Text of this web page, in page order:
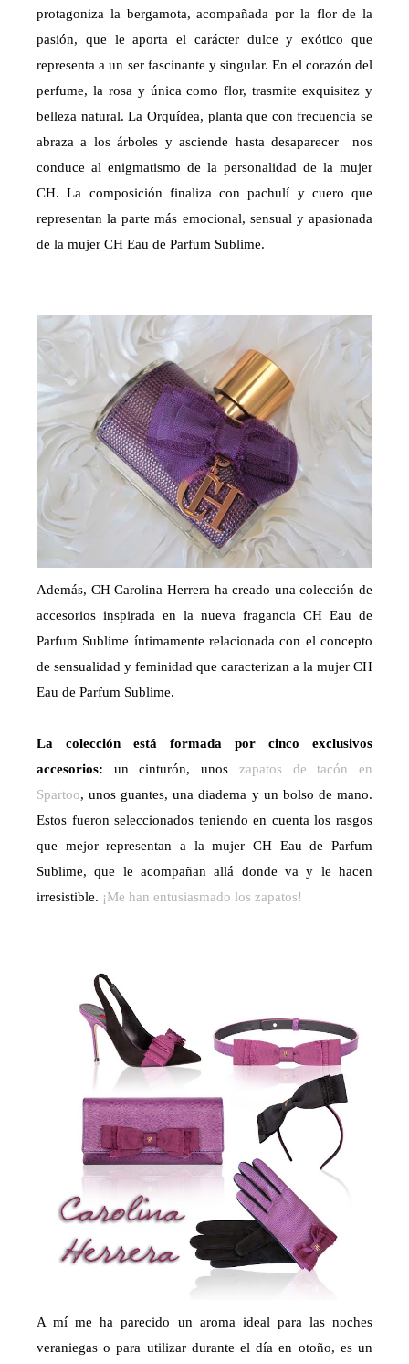
protagoniza la bergamota, acompañada por la flor de la
pasión, que le aporta el carácter dulce y exótico que
representa a un ser fascinante y singular. En el corazón del
perfume, la rosa y única como flor, trasmite exquisitez y
belleza natural. La Orquídea, planta que con frecuencia se
abraza a los árboles y asciende hasta desaparecer nos
conduce al enigmatismo de la personalidad de la mujer
CH. La composición finaliza con pachulí y cuero que
representan la parte más emocional, sensual y apasionada
de la mujer CH Eau de Parfum Sublime.
Además, CH Carolina Herrera ha creado una colección de
accesorios inspirada en la nueva fragancia CH Eau de
Parfum Sublime íntimamente relacionada con el concepto
de sensualidad y feminidad que caracterizan a la mujer CH
Eau de Parfum Sublime.
La colección está formada por cinco exclusivos
accesorios: un cinturón, unos zapatos de tacón en
Spartoo, unos guantes, una diadema y un bolso de mano.
Estos fueron seleccionados teniendo en cuenta los rasgos
que mejor representan a la mujer CH Eau de Parfum
Sublime, que le acompañan allá donde va y le hacen
irresistible. ¡Me han entusiasmado los zapatos!
A mí me ha parecido un aroma ideal para las noches
veraniegas o para utilizar durante el día en otoño, es un